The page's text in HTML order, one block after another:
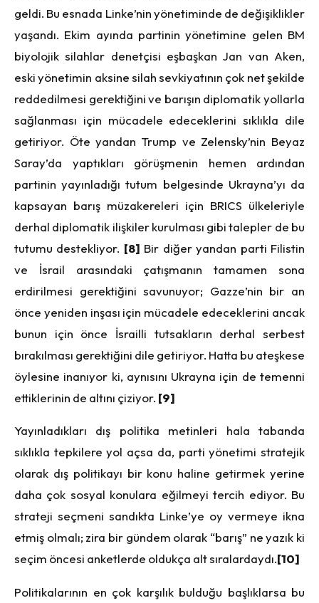
geldi. Bu esnada Linke’nin yönetiminde de değişiklikler
yaşandı. Ekim ayında partinin yönetimine gelen BM
biyolojik silahlar denetçisi eşbaşkan Jan van Aken,
eski yönetimin aksine silah sevkiyatının çok net şekilde
reddedilmesi gerektiğini ve barışın diplomatik yollarla
sağlanması için mücadele edeceklerini sıklıkla dile
getiriyor. Öte yandan Trump ve Zelensky’nin Beyaz
Saray’da yaptıkları görüşmenin hemen ardından
partinin yayınladığı tutum belgesinde Ukrayna’yı da
kapsayan barış müzakereleri için BRICS ülkeleriyle
derhal diplomatik ilişkiler kurulması gibi talepler de bu
tutumu destekliyor. [8] Bir diğer yandan parti Filistin
ve İsrail arasındaki çatışmanın tamamen sona
erdirilmesi gerektiğini savunuyor; Gazze’nin bir an
önce yeniden inşası için mücadele edeceklerini ancak
bunun için önce İsrailli tutsakların derhal serbest
bırakılması gerektiğini dile getiriyor. Hatta bu ateşkese
öylesine inanıyor ki, aynısını Ukrayna için de temenni
ettiklerinin de altını çiziyor. [9]
Yayınladıkları dış politika metinleri hala tabanda
sıklıkla tepkilere yol açsa da, parti yönetimi stratejik
olarak dış politikayı bir konu haline getirmek yerine
daha çok sosyal konulara eğilmeyi tercih ediyor. Bu
strateji seçmeni sandıkta Linke’ye oy vermeye ikna
etmiş olmalı; zira bir gündem olarak “barış” ne yazık ki
seçim öncesi anketlerde oldukça alt sıralardaydı.[10]
Politikalarının en çok karşılık bulduğu başlıklarsa bu